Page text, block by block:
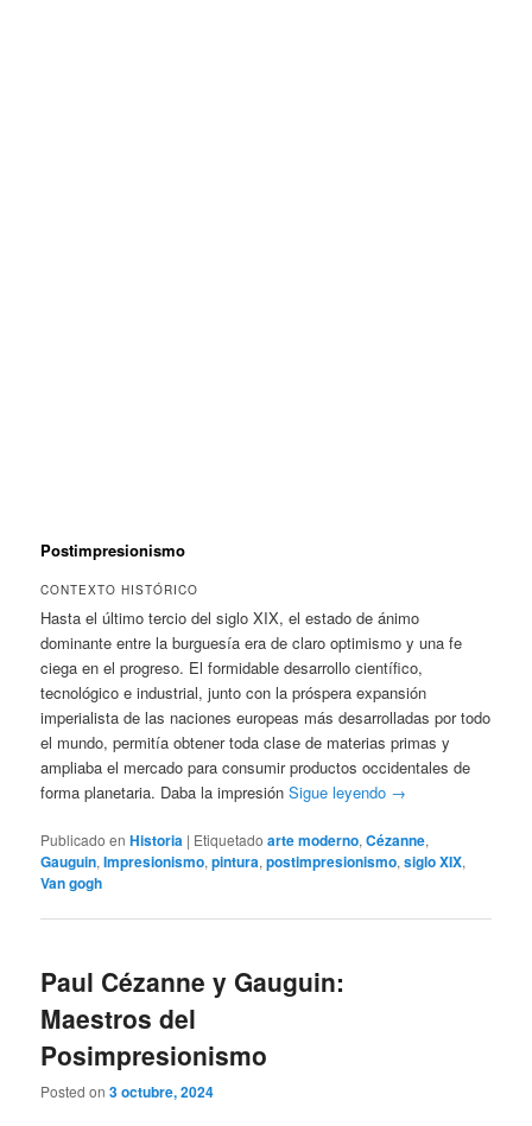
Postimpresionismo
CONTEXTO HISTÓRICO
Hasta el último tercio del siglo XIX, el estado de ánimo
dominante entre la burguesía era de claro optimismo y una fe
ciega en el progreso. El formidable desarrollo científico,
tecnológico e industrial, junto con la próspera expansión
imperialista de las naciones europeas más desarrolladas por todo
el mundo, permitía obtener toda clase de materias primas y
ampliaba el mercado para consumir productos occidentales de
forma planetaria. Daba la impresiónSigue leyendo →
Publicado en Historia | Etiquetado arte moderno,Cézanne,
Gauguin,Impresionismo,pintura,postimpresionismo,siglo XIX,
Van gogh
Paul Cézanne y Gauguin:
Maestros del
Posimpresionismo
Posted on3 octubre, 2024